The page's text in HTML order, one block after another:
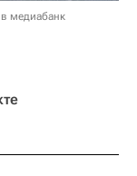
медиабанк